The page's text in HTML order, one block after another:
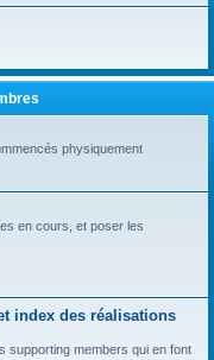
physiquement
en cours, et poser les
index des réalisations
supporting members qui en font